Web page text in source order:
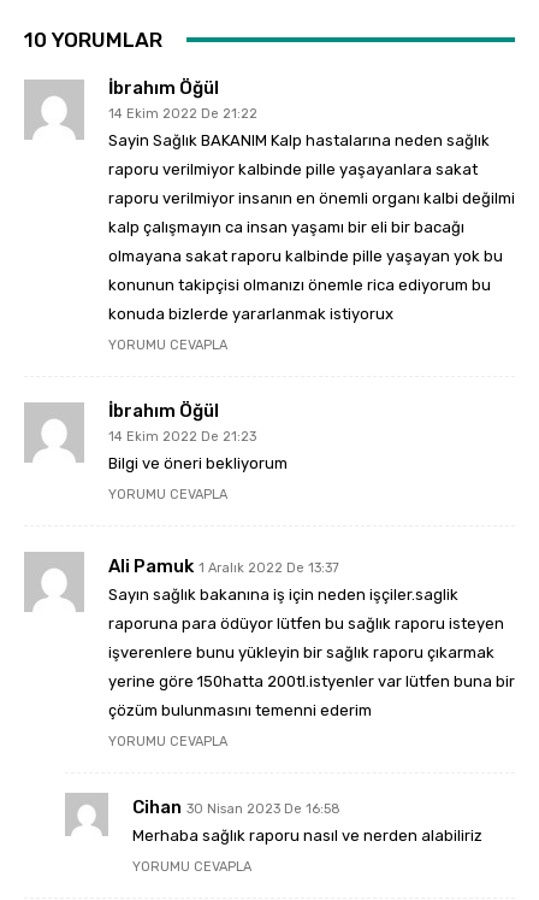
10 YORUMLAR
İbrahım Öğül
14 Ekim 2022 De 21:22
Sayin Sağlık BAKANIM Kalp hastalarına neden sağlık
raporu verilmiyor kalbinde pille yaşayanlara sakat
raporu verilmiyor insanın en önemli organı kalbi değilmi
kalp çalışmayın ca insan yaşamı bir eli bir bacağı
olmayana sakat raporu kalbinde pille yaşayan yok bu
konunun takipçisi olmanızı önemle rica ediyorum bu
konuda bizlerde yararlanmak istiyorux
YORUMU CEVAPLA
İbrahım Öğül
14 Ekim 2022 De 21:23
Bilgi ve öneri bekliyorum
YORUMU CEVAPLA
Ali Pamuk 1 Aralık 2022 De 13:37
Sayın sağlık bakanına iş için neden işçiler.saglik
raporuna para ödüyor lütfen bu sağlık raporu isteyen
işverenlere bunu yükleyin bir sağlık raporu çıkarmak
yerine göre 150hatta 200tl.istyenler var lütfen buna bir
çözüm bulunmasını temenni ederim
YORUMU CEVAPLA
Cihan 30 Nisan 2023 De 16:58
Merhaba sağlık raporu nasıl ve nerden alabiliriz
YORUMU CEVAPLA